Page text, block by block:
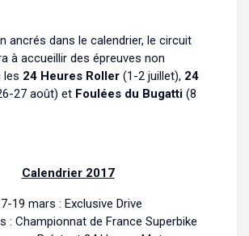
ancrés dans le calendrier, le circuit
à accueillir des épreuves non
les 24 Heures Roller (1-2 juillet), 24
27 août) et Foulées du Bugatti (8
Calendrier 2017
19 mars : Exclusive Drive
: Championnat de France Superbike